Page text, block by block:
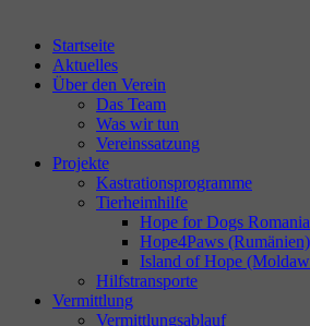
Startseite
Aktuelles
Über den Verein
Das Team
Was wir tun
Vereinssatzung
Projekte
Kastrationsprogramme
Tierheimhilfe
Hope for Dogs
Hope4Paws (Rumänien)
Island of Hope
Hilfstransporte
Vermittlung
Vermittlungsablauf